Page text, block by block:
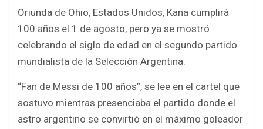
Oriunda de Ohio, Estados Unidos, Kana cumplirá
100 años el 1 de agosto, pero ya se mostró
celebrando el siglo de edad en el segundo partido
mundialista de la Selección Argentina.
“Fan de Messi de 100 años”, se lee en el cartel que
sostuvo mientras presenciaba el partido donde el
astro argentino se convirtió en el máximo goleador